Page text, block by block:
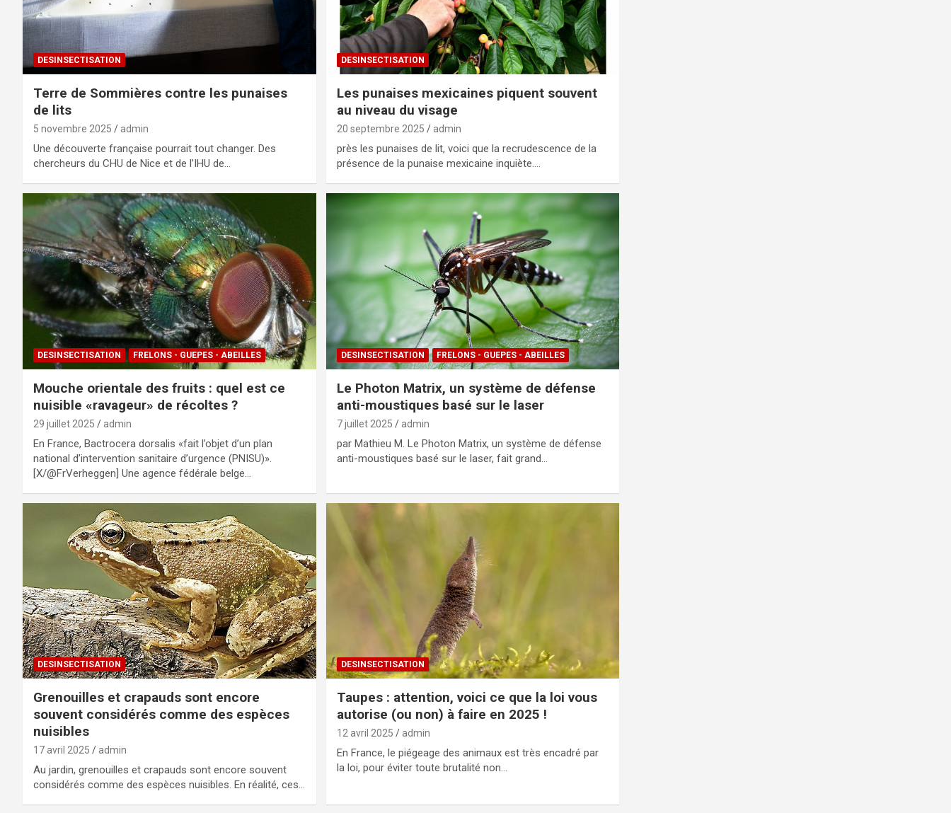
DESINSECTISATION
Terre de Sommières contre les punaises
de lits
5 novembre 2025 admin
Une découverte française pourrait tout changer. Des
chercheurs du CHU de Nice et de l’IHU de…
DESINSECTISATION
Les punaises mexicaines piquent souvent
au niveau du visage
20 septembre 2025 admin
près les punaises de lit, voici que la recrudescence de la
présence de la punaise mexicaine inquiète.…
DESINSECTISATION FRELONS - GUEPES - ABEILLES
Mouche orientale des fruits : quel est ce
nuisible «ravageur» de récoltes ?
29 juillet 2025 admin
En France, Bactrocera dorsalis «fait l’objet d’un plan
national d’intervention sanitaire d’urgence (PNISU)».
[X/@FrVerheggen] Une agence fédérale belge…
DESINSECTISATION FRELONS - GUEPES - ABEILLES
Le Photon Matrix, un système de défense
anti-moustiques basé sur le laser
7 juillet 2025 admin
par Mathieu M. Le Photon Matrix, un système de défense
anti-moustiques basé sur le laser, fait grand…
DESINSECTISATION
Grenouilles et crapauds sont encore
souvent considérés comme des espèces
nuisibles
17 avril 2025 admin
Au jardin, grenouilles et crapauds sont encore souvent
considérés comme des espèces nuisibles. En réalité, ces…
DESINSECTISATION
Taupes : attention, voici ce que la loi vous
autorise (ou non) à faire en 2025 !
12 avril 2025 admin
En France, le piégeage des animaux est très encadré par
la loi, pour éviter toute brutalité non…